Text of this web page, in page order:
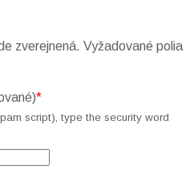
zverejnená. Vyžadované polia
*
script), type the security word